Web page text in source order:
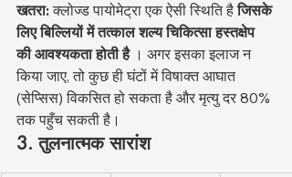
खतरा: क्लोज्ड पायोमेट्रा एक ऐसी स्थिति है जिसके
लिए बिल्लियों में तत्काल शल्य चिकित्सा हस्तक्षेप
की आवश्यकता होती है । अगर इसका इलाज न
किया जाए, तो कुछ ही घंटों में विषाक्त आघात
(सेप्सिस) विकसित हो सकता है और मृत्यु दर 80%
तक पहुँच सकती है।
3. तुलनात्मक सारांश